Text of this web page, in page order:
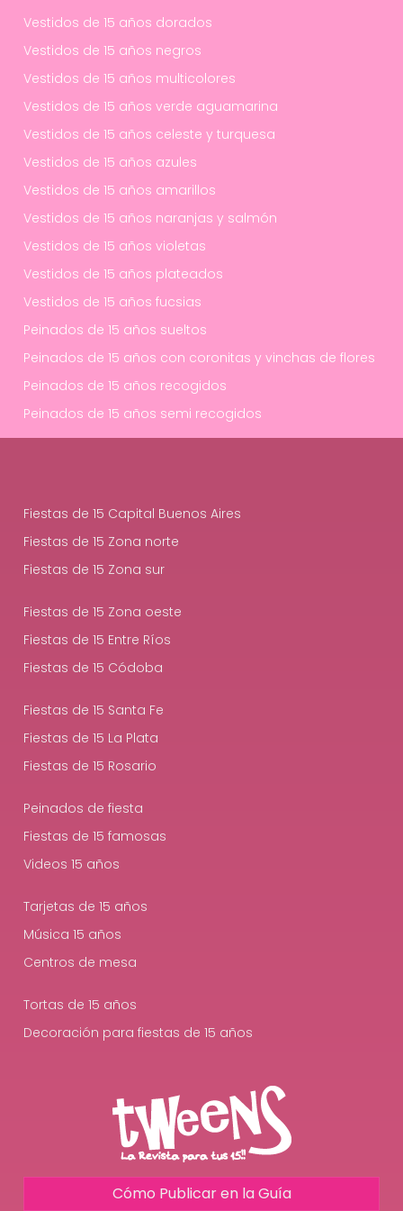
Vestidos de 15 años dorados
Vestidos de 15 años negros
Vestidos de 15 años multicolores
Vestidos de 15 años verde aguamarina
Vestidos de 15 años celeste y turquesa
Vestidos de 15 años azules
Vestidos de 15 años amarillos
Vestidos de 15 años naranjas y salmón
Vestidos de 15 años violetas
Vestidos de 15 años plateados
Vestidos de 15 años fucsias
Peinados de 15 años sueltos
Peinados de 15 años con coronitas y vinchas de flores
Peinados de 15 años recogidos
Peinados de 15 años semi recogidos
Fiestas de 15 Capital Buenos Aires
Fiestas de 15 Zona norte
Fiestas de 15 Zona sur
Fiestas de 15 Zona oeste
Fiestas de 15 Entre Ríos
Fiestas de 15 Códoba
Fiestas de 15 Santa Fe
Fiestas de 15 La Plata
Fiestas de 15 Rosario
Peinados de fiesta
Fiestas de 15 famosas
Videos 15 años
Tarjetas de 15 años
Música 15 años
Centros de mesa
Tortas de 15 años
Decoración para fiestas de 15 años
Cómo Publicar en la Guía